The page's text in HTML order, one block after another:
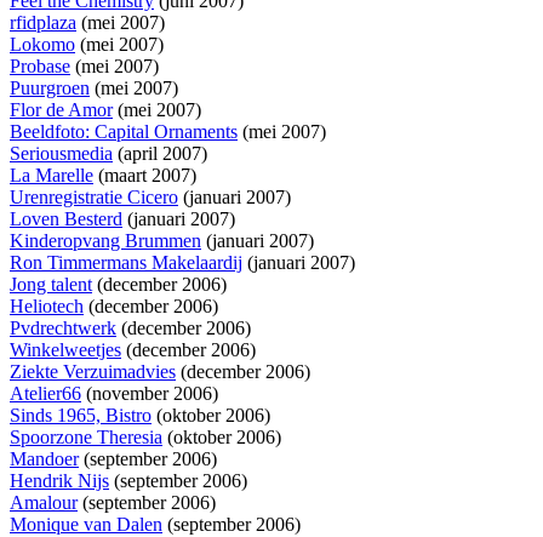
rfidplaza (mei 2007)
Lokomo (mei 2007)
Probase (mei 2007)
Puurgroen (mei 2007)
Flor de Amor(mei 2007)
Beeldfoto: Capital Ornaments (mei 2007)
Seriousmedia (april 2007)
La Marelle (maart 2007)
Urenregistratie Cicero (januari 2007)
Loven Besterd (januari 2007)
Kinderopvang Brummen (januari 2007)
Ron Timmermans Makelaardij (januari 2007)
Jong talent(december 2006)
Heliotech (december 2006)
Pvdrechtwerk (december 2006)
Winkelweetjes (december 2006)
Ziekte Verzuimadvies (december 2006)
Atelier66 (november 2006)
Sinds 1965, Bistro (oktober 2006)
Spoorzone Theresia (oktober 2006)
Mandoer(september 2006)
Hendrik Nijs (september 2006)
Amalour(september 2006)
Monique van Dalen (september 2006)